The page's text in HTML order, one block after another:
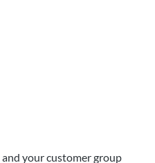
your customer group